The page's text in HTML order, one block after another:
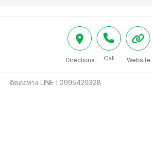
Directions Call Website
ติดต่อทาง LINE : 0995429328